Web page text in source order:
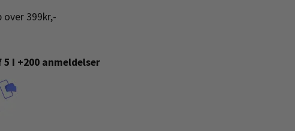
399kr,-
5 I +200 anmeldelser